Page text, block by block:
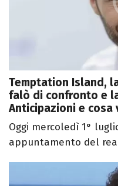
Temptation Island,
falò di confronto e
Anticipazioni e cosa
Oggi mercoledì 1°
appuntamento del